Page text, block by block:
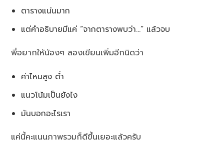
ตารางแน่นมาก
แต่คำอธิบายมีแค่ “จากตารางพบว่า…” แล้วจบ
พี่อยากให้น้องๆ ลองเขียนเพิ่มอีกนิดว่า
ค่าไหนสูง ต่ำ
แนวโน้มเป็นยังไง
มันบอกอะไรเรา
แค่นี้คะแนนภาพรวมก็ดีขึ้นเยอะแล้วครับ